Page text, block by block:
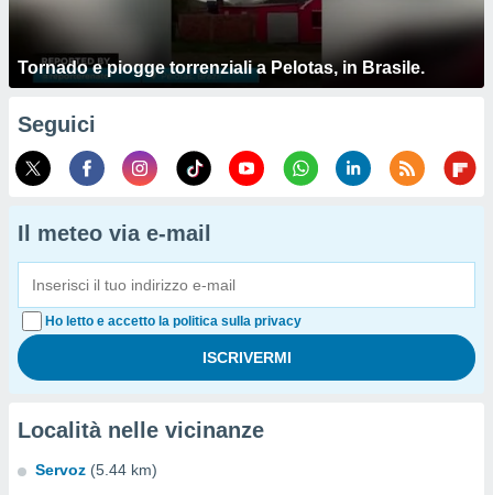
Tornado e piogge torrenziali a Pelotas, in Brasile.
Seguici
Il meteo via e-mail
Ho letto e accetto la politica sulla privacy
Località nelle vicinanze
Servoz (5.44 km)